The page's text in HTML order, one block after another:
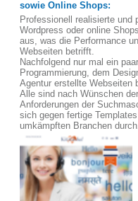
sowie Online Shops:
Professionell realisierte und
Wordpress oder online
aus, was die Performance
Webseiten betrifft.
Nachfolgend nur mal ein
Programmierung, dem
Agentur erstellte Webseiten
Alle sind nach Wünschen
Anforderungen der
sich gegen fertige
umkämpften Branchen